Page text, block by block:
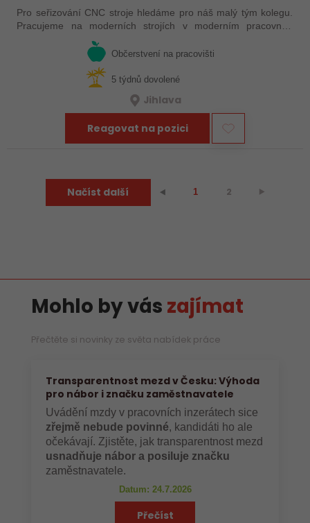
Pro seřizování CNC stroje hledáme pro náš malý tým kolegu.
Pracujeme na moderních strojích v moderním pracovním
prostředí. Pracovistě u Jihlavy.
Občerstvení na pracovišti
5 týdnů dovolené
Jihlava
Reagovat na pozici
Načíst další ⯇ 1 2 ⯈
Mohlo by vás zajímat
Přečtěte si novinky ze světa nabídek práce
Transparentnost mezd v Česku: Výhoda
pro nábor i značku zaměstnavatele
Uvádění mzdy v pracovních inzerátech sice
zřejmě nebude povinné, kandidáti ho ale
očekávají. Zjistěte, jak transparentnost mezd
usnadňuje nábor a posiluje značku
zaměstnavatele.
Datum: 24.7.2026
Přečíst